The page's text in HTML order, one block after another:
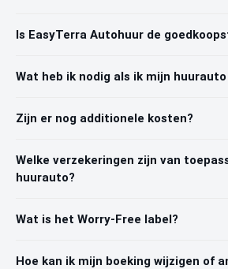
Is EasyTerra Autohuur de
Wat heb ik nodig als ik mijn huurauto
Zijn er nog additionele kosten?
Welke verzekeringen zijn van
huurauto?
Wat is het Worry-Free label?
Hoe kan ik mijn boeking wijzigen of